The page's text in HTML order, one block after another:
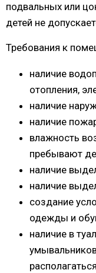
подвальных или
детей не
Требования к
наличие
отопления,
наличие
наличие
влажность
пребывают
наличие
наличие
создание
одежды и
наличие в